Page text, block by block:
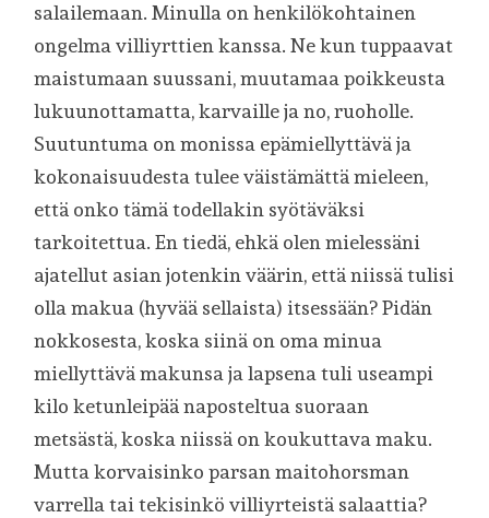
salailemaan. Minulla on henkilökohtainen
ongelma villiyrttien kanssa. Ne kun tuppaavat
maistumaan suussani, muutamaa poikkeusta
lukuunottamatta, karvaille ja no, ruoholle.
Suutuntuma on monissa epämiellyttävä ja
kokonaisuudesta tulee väistämättä mieleen,
että onko tämä todellakin syötäväksi
tarkoitettua. En tiedä, ehkä olen mielessäni
ajatellut asian jotenkin väärin, että niissä tulisi
olla makua (hyvää sellaista) itsessään? Pidän
nokkosesta, koska siinä on oma minua
miellyttävä makunsa ja lapsena tuli useampi
kilo ketunleipää naposteltua suoraan
metsästä, koska niissä on koukuttava maku.
Mutta korvaisinko parsan maitohorsman
varrella tai tekisinkö villiyrteistä salaattia?